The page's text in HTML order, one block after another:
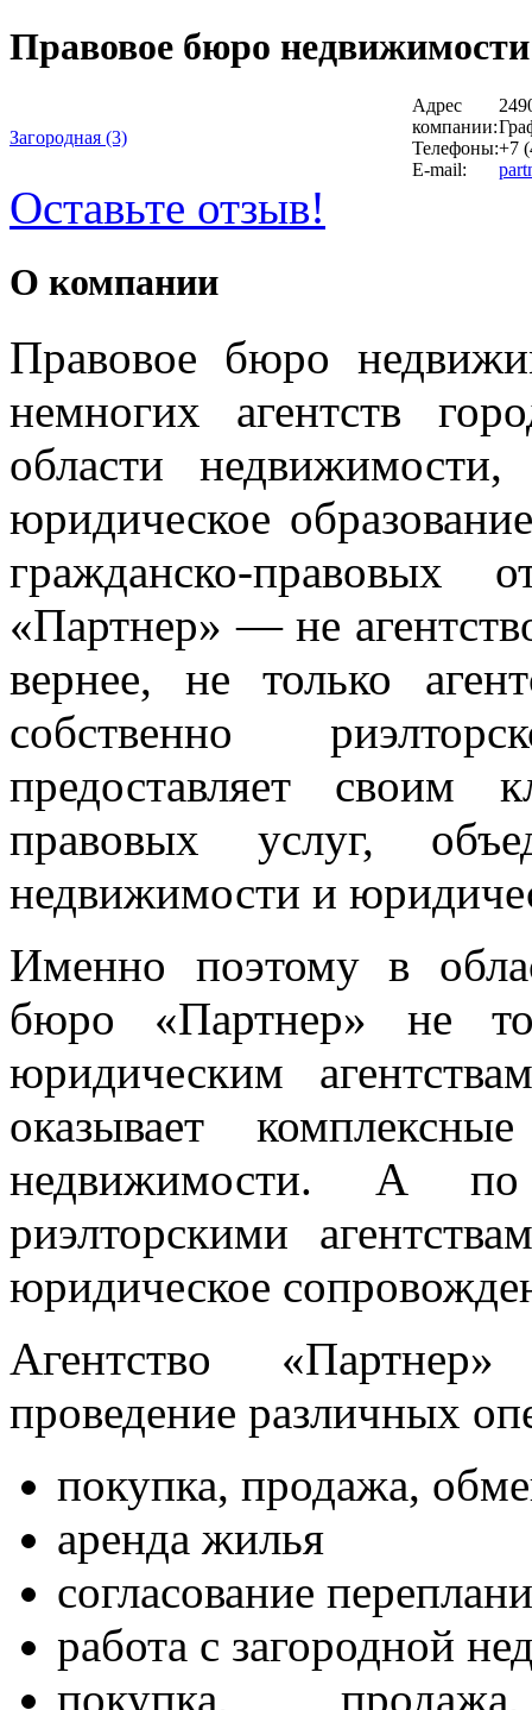
Правовое бюро
Загородная (3)
Адрес
компании:
Телефоны:+7
E-mail:
Оставьте отзыв!
О компании
Правовое бюро
немногих агентств
области
юридическое
гражданско-правовых
«Партнер» — не
вернее, не только
собственно
предоставляет своим
правовых услуг,
недвижимости и
Именно поэтому в
бюро «Партнер» не
юридическим
оказывает
недвижимости. А
риэлторскими
юридическое
Агентство «Партнер»
проведение различных
покупка, продажа,
аренда жилья
согласование
работа с загородной
покупка,